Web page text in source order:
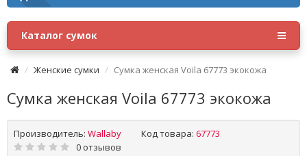
Каталог сумок
Женские сумки Сумка женская Voila 67773 экокожа
Сумка женская Voila 67773 экокожа
Производитель: Wallaby Код товара: 67773
0 отзывов